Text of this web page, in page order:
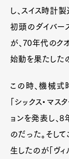
し、スイス時計
初頭のダイバー
が、70年代のク
始動を果たした
この時、機械式
「シックス・マ
ョンを発表し、
のだった。そし
生したのが「ヴィ